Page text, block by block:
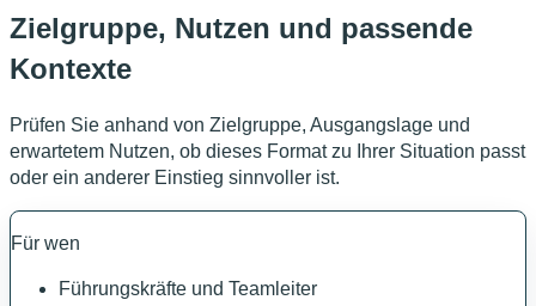
Zielgruppe, Nutzen und passende
Kontexte
Prüfen Sie anhand von Zielgruppe, Ausgangslage und
erwartetem Nutzen, ob dieses Format zu Ihrer Situation passt
oder ein anderer Einstieg sinnvoller ist.
Für wen
Führungskräfte und Teamleiter